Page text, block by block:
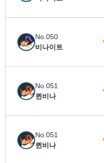
No.050
비나이트
No.051
퀸비나
No.051
퀸비나